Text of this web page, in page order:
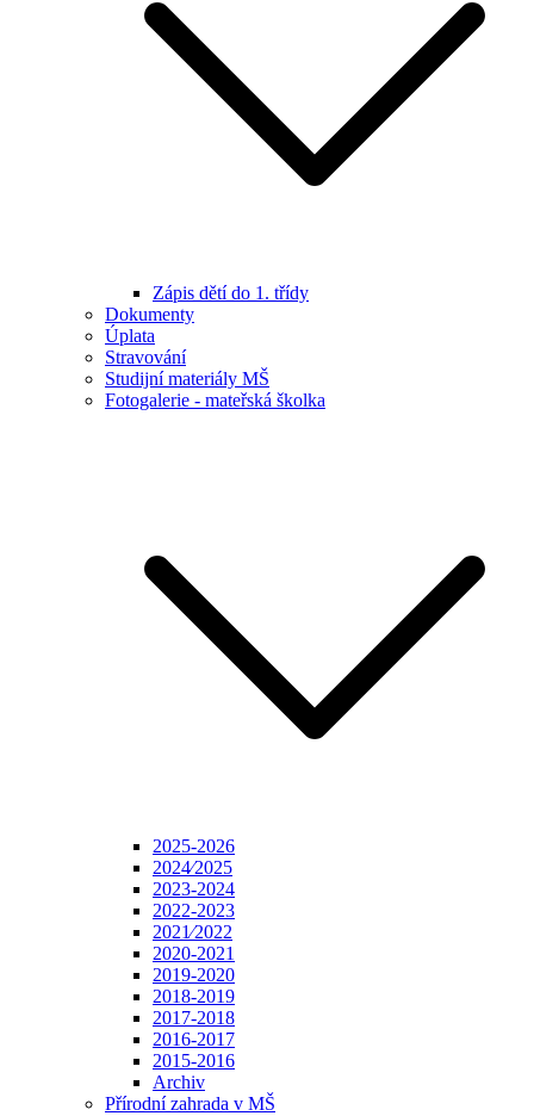
Zápis dětí do 1. třídy
Dokumenty
Úplata
Stravování
Studijní materiály MŠ
Fotogalerie - mateřská školka
2025-2026
2024⁄2025
2023-2024
2022-2023
2021⁄2022
2020-2021
2019-2020
2018-2019
2017-2018
2016-2017
2015-2016
Archiv
Přírodní zahrada v MŠ